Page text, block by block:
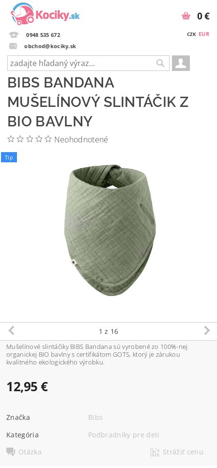
0948 535 672
obchod@kociky.sk
CZK EUR
0 €
BIBS BANDANA
MUŠELÍNOVÝ SLINTÁČIK Z
BIO BAVLNY
Neohodnotené
Tip
1 z 16
Mušelínové slintáčiky BIBS Bandana sú vyrobené zo 100%-nej
organickej BIO bavlny s certifikátom GOTS, ktorý je zárukou
kvalitného ekologického výrobku.
12,95 €
Značka
Bibs
Kategória
Podbradníky pre deti
Otázka
Strážiť cenu